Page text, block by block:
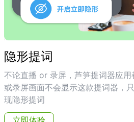
隐形提词
不论直播 or 录屏，芦笋提词器应
或录屏画面不会显示这款提词器，
现隐形提词